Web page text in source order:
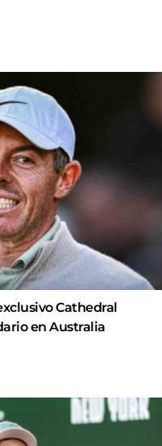
Cathedral
en Australia